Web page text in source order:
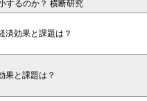
するのか？ 横断研究
効果と課題は？
果と課題は？